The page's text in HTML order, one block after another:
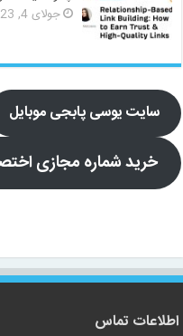
جولای 4, 2023
سایت یوسی پابجی موبایل
خرید شماره مجازی
اطلاعات تماس